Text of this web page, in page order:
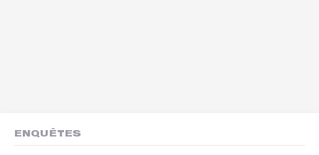
ENQUÊTES